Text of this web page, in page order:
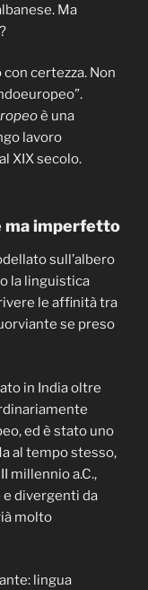
Ma
certezza. Non
è una
lavoro
XIX secolo.
ma imperfetto
sull’albero
la linguistica
le affinità tra
se preso
in India oltre
ed è stato uno
al tempo stesso,
millennio a.C.,
divergenti da
molto
lingua